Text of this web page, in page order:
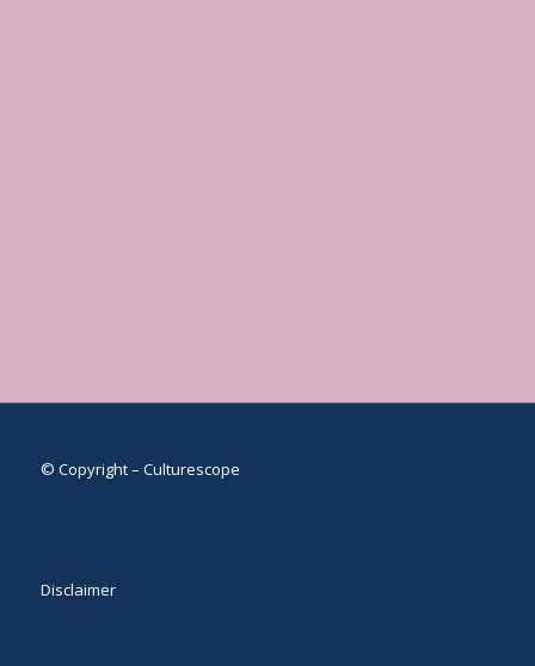
© Copyright – Culturescope
Disclaimer